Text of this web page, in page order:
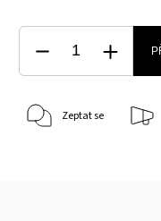
Zeptat se